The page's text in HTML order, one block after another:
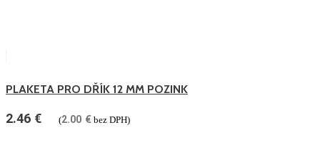
PLAKETA PRO DŘÍK 12 MM POZINK
2.46 € (2.00 € bez DPH)